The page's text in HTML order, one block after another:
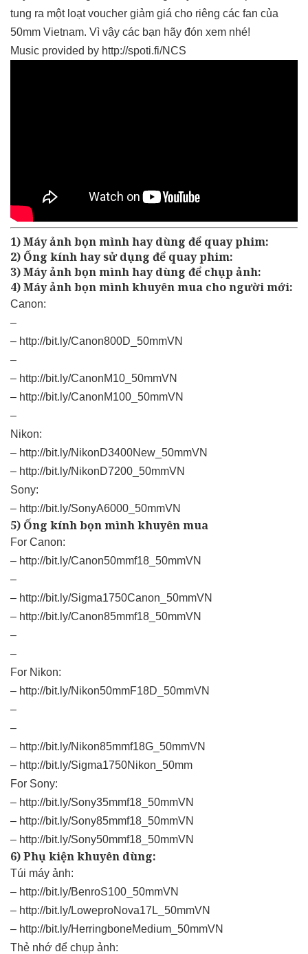
tung ra một loạt voucher giảm giá cho riêng các fan của
50mm Vietnam. Vì vậy các bạn hãy đón xem nhé!
Music provided by http://spoti.fi/NCS
1) Máy ảnh bọn mình hay dùng để quay phim:
2) Ống kính hay sử dụng để quay phim:
3) Máy ảnh bọn mình hay dùng để chụp ảnh:
4) Máy ảnh bọn mình khuyên mua cho người mới:
Canon:
–
– http://bit.ly/Canon800D_50mmVN
–
– http://bit.ly/CanonM10_50mmVN
– http://bit.ly/CanonM100_50mmVN
–
Nikon:
– http://bit.ly/NikonD3400New_50mmVN
– http://bit.ly/NikonD7200_50mmVN
Sony:
– http://bit.ly/SonyA6000_50mmVN
5) Ống kính bọn mình khuyên mua
For Canon:
– http://bit.ly/Canon50mmf18_50mmVN
–
– http://bit.ly/Sigma1750Canon_50mmVN
– http://bit.ly/Canon85mmf18_50mmVN
–
–
For Nikon:
– http://bit.ly/Nikon50mmF18D_50mmVN
–
–
– http://bit.ly/Nikon85mmf18G_50mmVN
– http://bit.ly/Sigma1750Nikon_50mm
For Sony:
– http://bit.ly/Sony35mmf18_50mmVN
– http://bit.ly/Sony85mmf18_50mmVN
– http://bit.ly/Sony50mmf18_50mmVN
6) Phụ kiện khuyên dùng:
Túi máy ảnh:
– http://bit.ly/BenroS100_50mmVN
– http://bit.ly/LoweproNova17L_50mmVN
– http://bit.ly/HerringboneMedium_50mmVN
Thẻ nhớ để chụp ảnh: